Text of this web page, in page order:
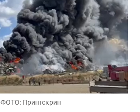
ФОТО: Принтскрин